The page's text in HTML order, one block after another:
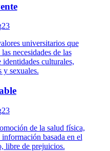
universitarios que
necesidades de las
identidades culturales,
y sexuales.
de la salud física,
basada en el
libre de prejuicios.